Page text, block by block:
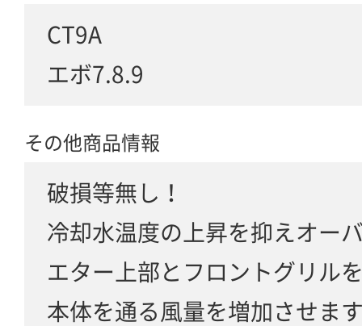
CT9A
エボ7.8.9
その他商品情報
破損等無し！
冷却水温度の上昇を抑えオー
エター上部とフロントグリル
本体を通る風量を増加させま